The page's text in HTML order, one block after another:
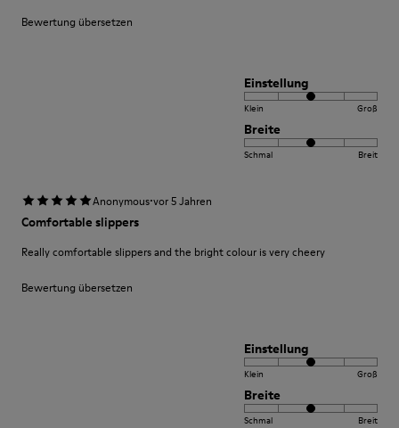
Bewertung übersetzen
Einstellung
Klein Groß
Breite
Schmal Breit
Anonymous·vor 5 Jahren
Comfortable slippers
Really comfortable slippers and the bright colour is very cheery
Bewertung übersetzen
Einstellung
Klein Groß
Breite
Schmal Breit